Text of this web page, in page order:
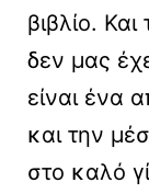
βιβλίο.
δεν μας
είναι ένα
και την
στο καλό